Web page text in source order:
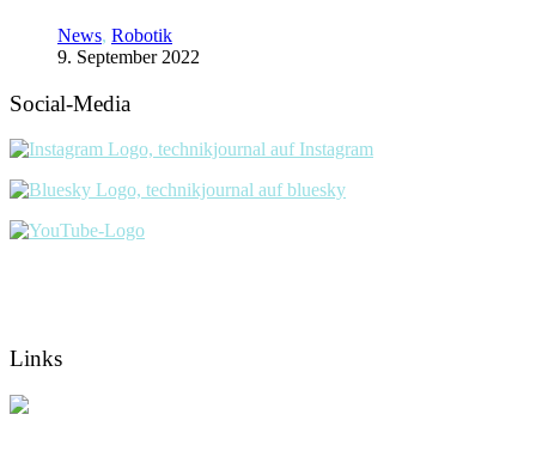
News, Robotik
9. September 2022
Social-Media
Links